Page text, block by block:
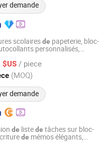
demande
scolairesde papeterie, bloc-
personnalisés,
/ piece
(MOQ)
demande
Depuis 2022
de listede tâches sur bloc-
de mémos élégants,